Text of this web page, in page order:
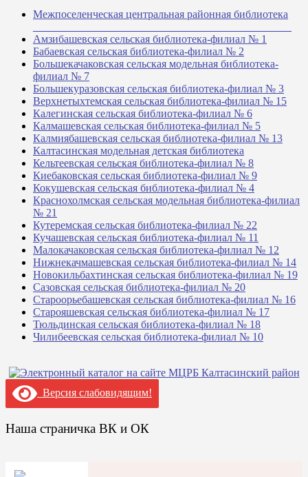
Межпоселенческая центральная районная библиотека
Амзибашевская сельская библиотека-филиал № 1
Бабаевская сельская библиотека-филиал № 2
Большекачаковская сельская модельная библиотека-
филиал № 7
Большекуразовская сельская библиотека-филиал № 3
Верхнетыхтемская сельская библиотека-филиал № 15
Калегинская сельская библиотека-филиал № 6
Калмашевская сельская библиотека-филиал № 5
Калмиябашевская сельская библиотека-филиал № 13
Калтасинская модельная детская библиотека
Кельтеевская сельская библиотека-филиал № 8
Киебаковская сельская библиотека-филиал № 9
Кокушевская сельская библиотека-филиал № 4
Краснохолмская сельская модельная библиотека-филиал
№ 21
Кутеремская сельская библиотека-филиал № 22
Кучашевская сельская библиотека-филиал № 11
Малокачаковская сельская библиотека-филиал № 12
Нижнекачмашевская сельская библиотека-филиал № 14
Новокильбахтинская сельская библиотека-филиал № 19
Сазовская сельская библиотека-филиал № 20
Староорьебашевская сельская библиотека-филиал № 16
Старояшевская сельская библиотека-филиал № 17
Тюльдинская сельская библиотека-филиал № 18
Чилибеевская сельская библиотека-филиал № 10
Версия слабовидящим!
Наша страничка ВК и ОК